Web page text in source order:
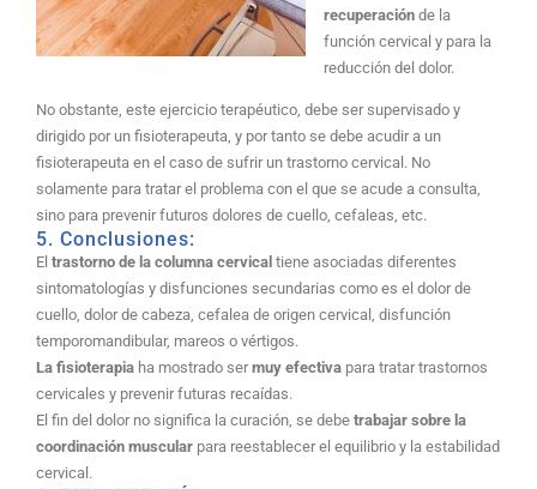
recuperación de la
función cervical y para la
reducción del dolor.
No obstante, este ejercicio terapéutico, debe ser supervisado y
dirigido por un fisioterapeuta, y por tanto se debe acudir a un
fisioterapeuta en el caso de sufrir un trastorno cervical. No
solamente para tratar el problema con el que se acude a consulta,
sino para prevenir futuros dolores de cuello, cefaleas, etc.
5. Conclusiones:
El trastorno de la columna cervical tiene asociadas diferentes
sintomatologí­as y disfunciones secundarias como es el dolor de
cuello, dolor de cabeza, cefalea de origen cervical, disfunción
temporomandibular, mareos o vértigos.
La fisioterapia ha mostrado sermuy efectiva para tratar trastornos
cervicales y prevenir futuras recaí­das.
El fin del dolor no significa la curación, se debe trabajar sobre la
coordinación muscular para reestablecer el equilibrio y la estabilidad
cervical.